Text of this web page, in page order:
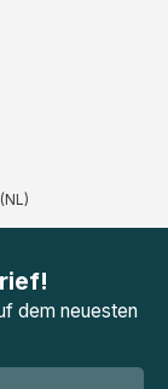
dem neuesten